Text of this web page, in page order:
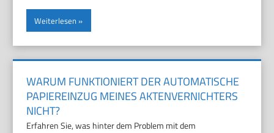
Weiterlesen
WARUM FUNKTIONIERT DER AUTOMATISCHE
PAPIEREINZUG MEINES AKTENVERNICHTERS
NICHT?
Erfahren Sie, was hinter dem Problem mit dem